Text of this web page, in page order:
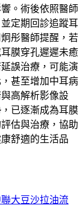
。術後依照醫師
定期回診追蹤耳
彤醫師提醒，若
膜穿孔遲遲未癒
誤治療，可能演
甚至增加中耳病
高解析影像設
已逐漸成為耳膜
估與治療，協助
舒適的生活品
大豆沙拉油流